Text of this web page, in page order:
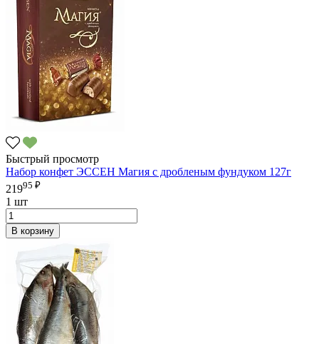
Быстрый просмотр
Набор конфет ЭССЕН Магия с дробленым фундуком 127г
21995 ₽
1 шт
В корзину